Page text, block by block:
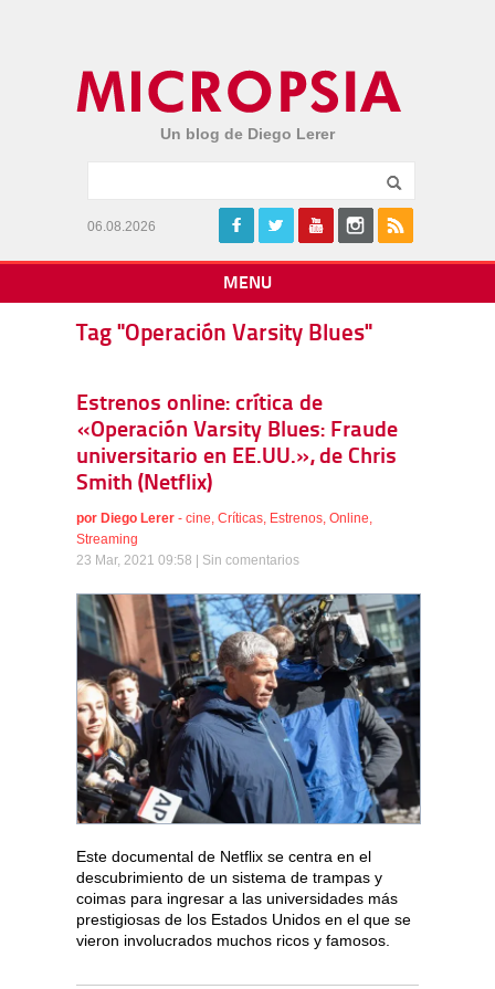
Un blog de Diego Lerer
06.08.2026
MENU
Tag "Operación Varsity Blues"
Estrenos online: crítica de
«Operación Varsity Blues: Fraude
universitario en EE.UU.», de Chris
Smith (Netflix)
por Diego Lerer - cine, Críticas, Estrenos, Online,
Streaming
23 Mar, 2021 09:58 | Sin comentarios
Este documental de Netflix se centra en el
descubrimiento de un sistema de trampas y
coimas para ingresar a las universidades más
prestigiosas de los Estados Unidos en el que se
vieron involucrados muchos ricos y famosos.